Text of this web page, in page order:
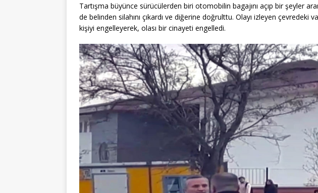
Tartışma büyünce sürücülerden biri otomobilin bagajını açıp bir şeyler
de belinden silahını çıkardı ve diğerine doğrulttu. Olayı izleyen çevredeki
kişiyi engelleyerek, olası bir cinayeti engelledi.